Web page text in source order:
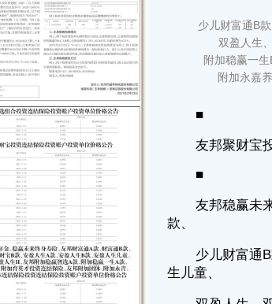
少儿财富通B
双盈人生
附加稳赢一
附加永嘉
■
友邦聚财宝投资连结保险投资账户投资单位价格公告
■
友邦稳赢未来年金、稳赢未来终身寿险、友邦财富通A款
少儿财富通B款、聚财宝B款、安盈人生A款、安盈人生B
生儿童、
双盈人生、双盈人生II、友邦附加稳赢智选A款、附加稳
附加稳赢一生B款、附加育英才投资连结保险、友邦附加
永青、
附加永嘉养老团体连结保险投资连结保险投资账户投资
■
以上数据由友邦人寿保险有限公司提供。
友邦各个投资账户于每个资产评估日进行评估，本公告
最后一个工作日的投资账户投资单位价格，如需查询每日投
位价格，请拨打免费